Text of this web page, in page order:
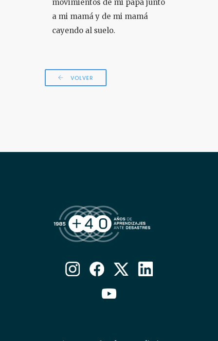
movimientos de mi papá junto
a mi mamá y de mi mamá
cayendo al suelo.
VOLVER